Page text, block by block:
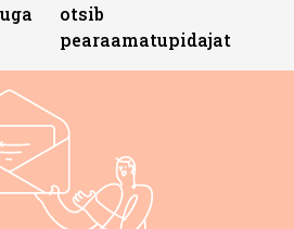
otsib
pearaamatupidajat